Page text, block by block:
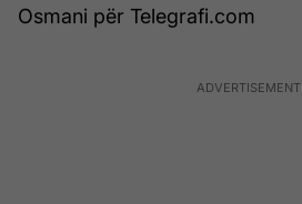
Osmani për Telegrafi.com